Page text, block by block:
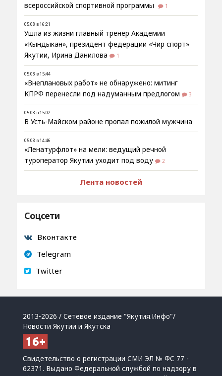
всероссийской спортивной программы
1
05.08 в 16:21
Ушла из жизни главный тренер Академии
«Кындыкан», президент федерации «Чир спорт»
Якутии, Ирина Данилова
1
05.08 в 15:44
«Внеплановых работ» не обнаружено: митинг
КПРФ перенесли под надуманным предлогом
3
05.08 в 15:02
В Усть-Майском районе пропал пожилой мужчина
05.08 в 14:46
«Ленатурфлот» на мели: ведущий речной
туроператор Якутии уходит под воду
2
Лента новостей
Соцсети
Вконтакте
Telegram
Twitter
2013-2026 / Сетевое издание "Якутия.Инфо"/
Новости Якутии и Якутска
Свидетельство о регистрации СМИ ЭЛ № ФС 77 -
62371. Выдано Федеральной службой по надзору в